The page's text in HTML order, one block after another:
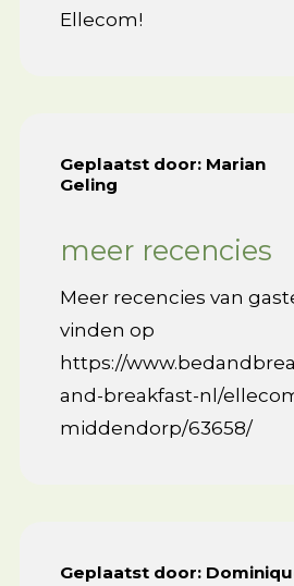
Ellecom!
Geplaatst door: Marian
Geling
meer recencies
Meer recencies van
vinden op
https://
and-breakfast-nl/
middendorp/63658/
Geplaatst door: